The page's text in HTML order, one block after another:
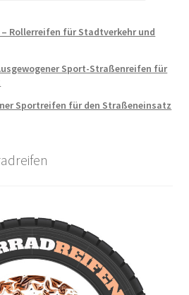
Rollerreifen für Stadtverkehr und
Sport-Straßenreifen für
Sportreifen für den Straßeneinsatz